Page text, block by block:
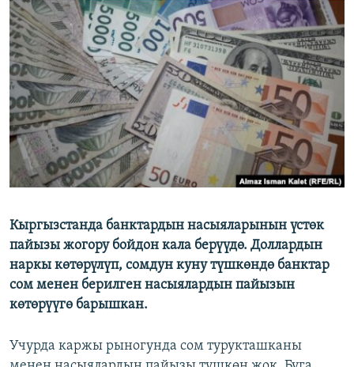
БИЗ ЖАНА ДҮЙНӨ
ДАНИСТЕ
ЭЖЕ-СИҢДИЛЕР
АЗАТТЫК+
ЫҢГАЙСЫЗ СУРООЛОР
Русский
ОНЛАЙН ШЕРИНЕ
ЭЕ/АРнун бардык сайттары
Кыргызстанда банктардын насыяларынын үстөк
пайызы жогору бойдон кала берүүдө. Доллардын
наркы көтөрүлүп, сомдун куну түшкөндө банктар
сом менен берилген насыялардын пайызын
көтөрүүгө барышкан.
Учурда каржы рыногунда сом турукташканы